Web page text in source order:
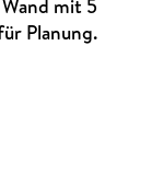
mit 5
Planung.